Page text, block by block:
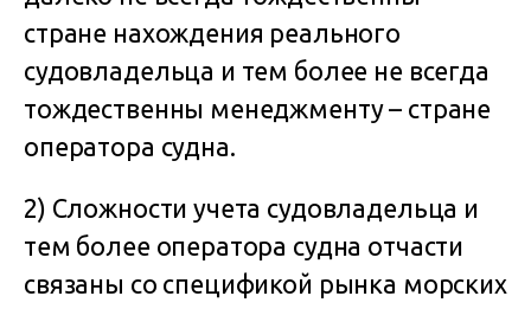
стране нахождения реального
судовладельца и тем более не всегда
тождественны менеджменту – стране
оператора судна.
2) Сложности учета судовладельца и
тем более оператора судна отчасти
связаны со спецификой рынка морских